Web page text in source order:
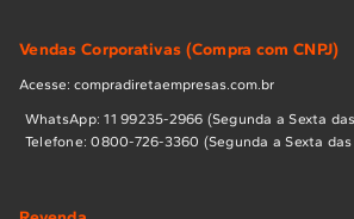
Vendas Corporativas (Compra com CNPJ)
Acesse: compradiretaempresas.com.br
WhatsApp: 11 99235-2966 (Segunda a Sexta
Telefone: 0800-726-3360 (Segunda a Sexta das